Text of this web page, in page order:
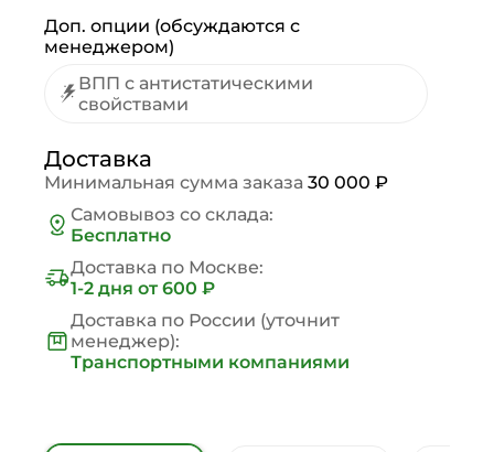
Доп. опции (обсуждаются с
менеджером)
ВПП с антистатическими
свойствами
Доставка
Минимальная сумма заказа 30 000 ₽
Самовывоз со склада:
Бесплатно
Доставка по Москве:
1-2 дня от 600 ₽
Доставка по России (уточнит
менеджер):
Транспортными компаниями